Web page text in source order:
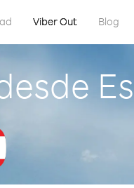
Viber Out Blog